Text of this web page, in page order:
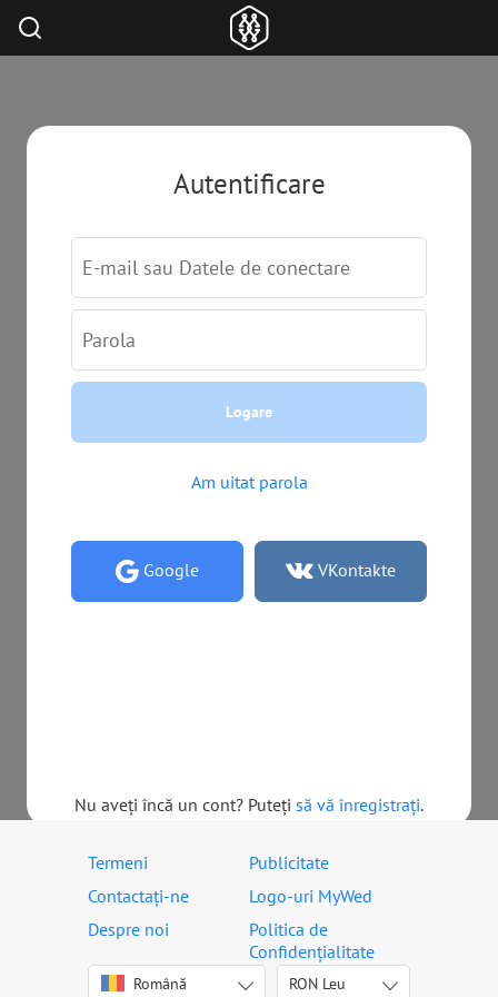
Autentificare
E-mail sau Datele de conectare
Parola
Logare
Am uitat parola
Google VKontakte
Nu aveți încă un cont? Puteți să vă înregistrați.
Autentificare
Dacă aveți deja un cont MyWed, vă rugăm ca
Termeni
Publicitate
Contactați-ne
Logo-uri MyWed
Despre noi
Politica de
Confidențialitate
Română
English RON Leu
USD